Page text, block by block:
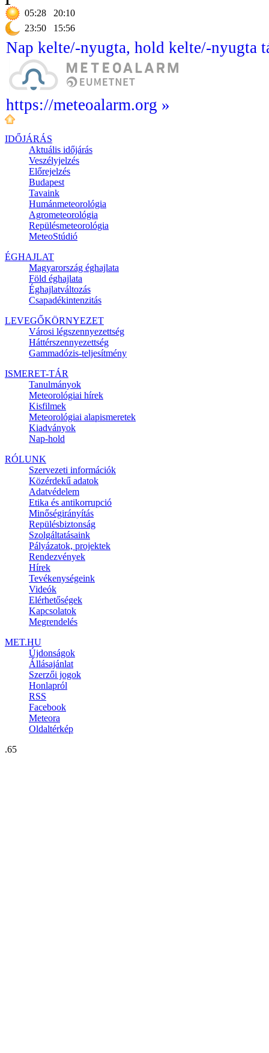
05:28
20:10
23:50
15:56
Nap kelte/-nyugta, hold kelte/-nyugta
https://meteoalarm.org »
IDŐJÁRÁS
Aktuális időjárás
Veszélyjelzés
Előrejelzés
Budapest
Tavaink
Humánmeteorológia
Agrometeorológia
Repülésmeteorológia
MeteoStúdió
ÉGHAJLAT
Magyarország éghajlata
Föld éghajlata
Éghajlatváltozás
Csapadékintenzitás
LEVEGŐKÖRNYEZET
Városi légszennyezettség
Háttérszennyezettség
Gammadózis-teljesítmény
ISMERET-TÁR
Tanulmányok
Meteorológiai hírek
Kisfilmek
Meteorológiai alapismeretek
Kiadványok
Nap-hold
RÓLUNK
Szervezeti információk
Közérdekű adatok
Adatvédelem
Etika és antikorrupció
Minőségirányítás
Repülésbiztonság
Szolgáltatásaink
Pályázatok, projektek
Rendezvények
Hírek
Tevékenységeink
Videók
Elérhetőségek
Kapcsolatok
Megrendelés
MET.HU
Újdonságok
Állásajánlat
Szerzői jogok
Honlapról
RSS
Facebook
Meteora
Oldaltérkép
.65